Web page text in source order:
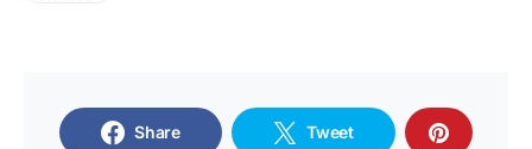
Share Tweet